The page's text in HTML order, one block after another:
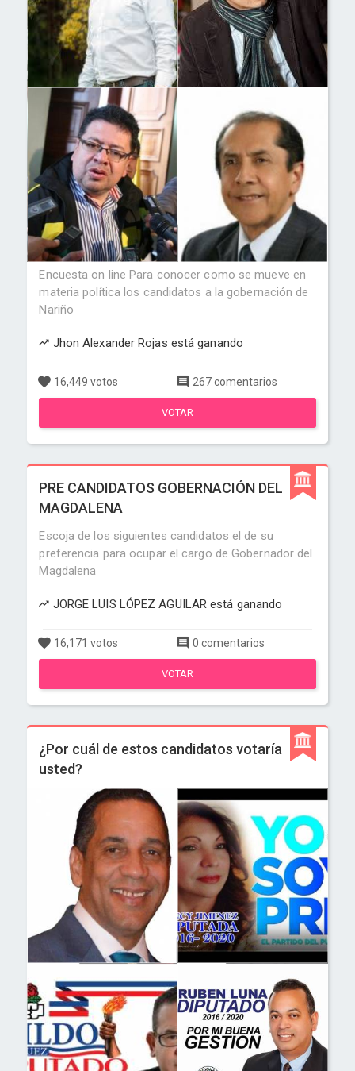
Encuesta on line Para conocer como se mueve en
materia política los candidatos a la gobernación de
Nariño
Jhon Alexander Rojas está ganando
16,449 votos 267 comentarios
VOTAR
PRE CANDIDATOS GOBERNACIÓN DEL
MAGDALENA
Escoja de los siguientes candidatos el de su
preferencia para ocupar el cargo de Gobernador del
Magdalena
JORGE LUIS LÓPEZ AGUILAR está ganando
16,171 votos 0 comentarios
VOTAR
¿Por cuál de estos candidatos votaría
usted?